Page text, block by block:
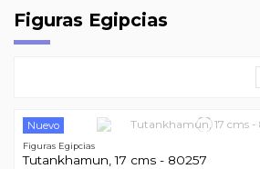
Figuras Egipcias
Nuevo
Figuras Egipcias
Tutankhamun, 17 cms - 80257